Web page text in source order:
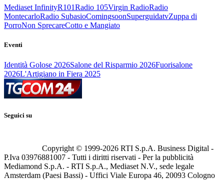
Mediaset InfinityR101Radio 105Virgin RadioRadio
MontecarloRadio SubasioComingsoonSuperguidatvZuppa di
PorroNon SprecareCotto e Mangiato
Eventi
Identità Golose 2026Salone del Risparmio 2026Fuorisalone
2026L'Artigiano in Fiera 2025
Seguici su
Copyright © 1999-2026 RTI S.p.A. Business Digital -
P.Iva 03976881007 - Tutti i diritti riservati - Per la pubblicità
Mediamond S.p.A. - RTI S.p.A., Mediaset N.V., sede legale
Amsterdam (Paesi Bassi) - Uffici Viale Europa 46, 20093 Cologno